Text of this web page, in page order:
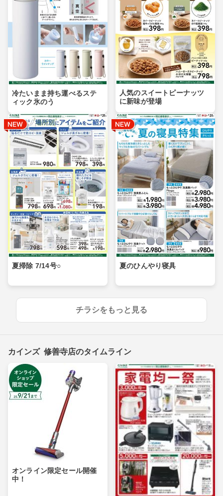
冷たいまま持ち運べるステ
ィック氷のう
人気のスイートピーナッツ
に新味が登場
夏掃除 7/14号○ 夏のひんやり寝具
チラシをもっと見る
カインズ 修善寺店のタイムライン
オンライン限定セール開催
中！